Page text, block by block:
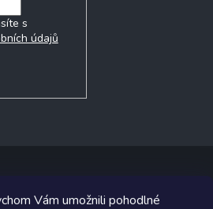
Vám umožnili pohodlné
s
údajů